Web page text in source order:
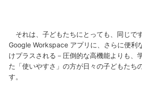
それは、子どもたちにとっても、同じで
Google Workspace アプリに、さらに便利
けプラスされる－圧倒的な高機能よりも、
た「使いやすさ」の方が日々の子どもたち
す。